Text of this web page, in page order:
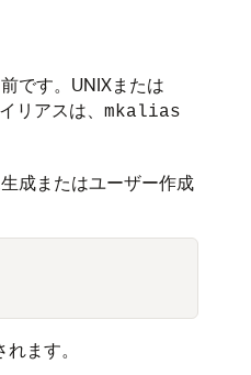
です。UNIXまたは
リアスは、 mkalias
成またはユーザー作成
ます。